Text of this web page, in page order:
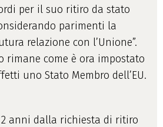
per il suo ritiro da stato
parimenti la
relazione con l’Unione”.
rimane come è ora impostato
uno Stato Membro dell’EU.
2 anni dalla richiesta di ritiro